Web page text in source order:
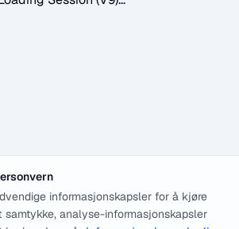
informasjonskapsler for å kjøre
samtykke, analyse-informasjonskapsler